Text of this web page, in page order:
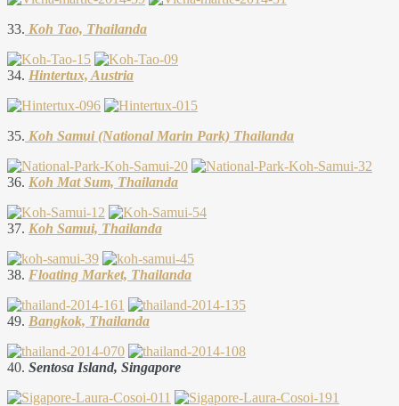
33. Koh Tao, Thailanda
34. Hintertux, Austria
35. Koh Samui (National Marin Park) Thailanda
36. Koh Mat Sum, Thailanda
37. Koh Samui, Thailanda
38. Floating Market, Thailanda
49. Bangkok, Thailanda
40. Sentosa Island, Singapore